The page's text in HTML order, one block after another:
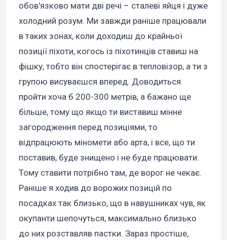
обов'язково мати дві речі – сталеві яйця і дуже
холодний розум. Ми завжди раніше працювали
в таких зонах, коли доходиш до крайньої
позиції піхоти, когось із піхотинців ставиш на
фішку, тобто він спостерігає в тепловізор, а ти з
групою висуваєшся вперед. Доводиться
пройти хоча б 200-300 метрів, а бажано ще
більше, тому що якщо ти виставиш мінне
загородження перед позиціями, то
відпрацюють міномети або арта, і все, що ти
поставив, буде знищено і не буде працювати.
Тому ставити потрібно там, де ворог не чекає.
Раніше я ходив до ворожих позицій по
посадках так близько, що в навушниках чув, як
окупанти шепочуться, максимально близько
до них розставляв пастки. Зараз простіше,